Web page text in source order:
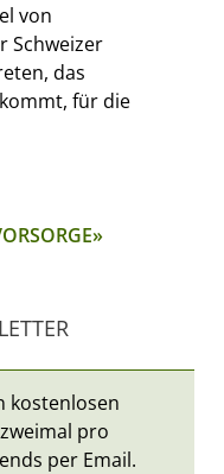
von
Schweizer
das
für die
kostenlosen
pro
per Email.